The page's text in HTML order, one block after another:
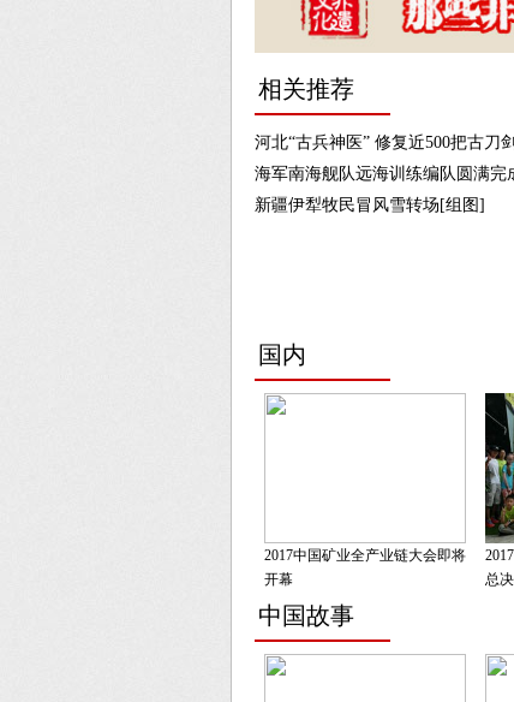
相关推荐
河北“古兵神医” 修复近500把古刀
海军南海舰队远海训练编队圆满完
新疆伊犁牧民冒风雪转场[组图]